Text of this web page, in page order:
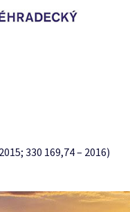
330 169,74 – 2016)